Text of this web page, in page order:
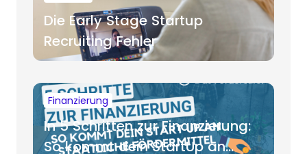
Die Early Stage Startup
Recruiting Fehler
Finanzierung
In 5 Schritten zur Finanzierung:
So kommt dein StartUp an